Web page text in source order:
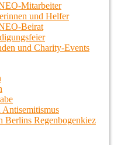
Mitarbeiter
und Helfer
Beirat
und Charity-Events
Berlins Regenbogenkiez